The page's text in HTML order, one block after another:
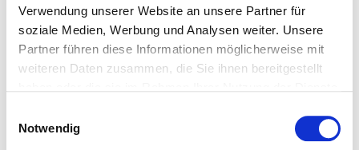
Verwendung unserer Website an unsere Partner für
soziale Medien, Werbung und Analysen weiter. Unsere
Partner führen diese Informationen möglicherweise mit
weiteren Daten zusammen, die Sie ihnen bereitgestellt
Notwendig